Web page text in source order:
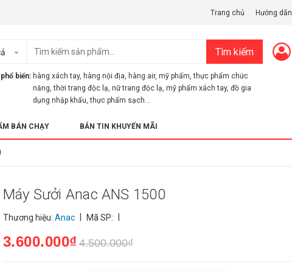
Trang chủ Hướng dẫn
Tìm kiếm
biến: hàng xách tay, hàng nội địa, hàng air, mỹ phẩm,thực phẩm chức
năng,thời trang độc lạ, nữ trang độc lạ, mỹ phẩm xách tay, đồ gia
dụng nhập khẩu,thực phẩm sạch...
BÁN CHẠY BẢN TIN KHUYẾN MÃI
Máy Sưởi Anac ANS 1500
Thương hiệu: Anac Mã SP:
3.600.000₫4.500.000₫